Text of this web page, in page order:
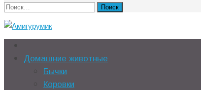
Найти:
Домашние животные
Бычки
Коровки